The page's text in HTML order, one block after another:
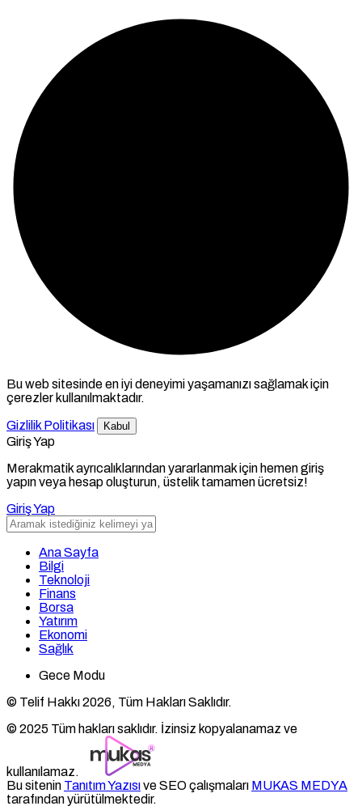
Bu web sitesinde en iyi deneyimi yaşamanızı sağlamak için
çerezler kullanılmaktadır.
Gizlilik Politikası
Kabul
Giriş Yap
Merakmatik ayrıcalıklarından yararlanmak için hemen giriş
yapın veya hesap oluşturun, üstelik tamamen ücretsiz!
Giriş Yap
Ana Sayfa
Bilgi
Teknoloji
Finans
Borsa
Yatırım
Ekonomi
Sağlık
Gece Modu
© Telif Hakkı 2026, Tüm Hakları Saklıdır.
© 2025 Tüm hakları saklıdır. İzinsiz kopyalanamaz ve
kullanılamaz.
Bu sitenin Tanıtım Yazısıve SEO çalışmaları MUKAS MEDYA
tarafından yürütülmektedir.